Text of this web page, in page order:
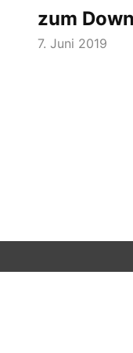
zum
7. Juni 2019